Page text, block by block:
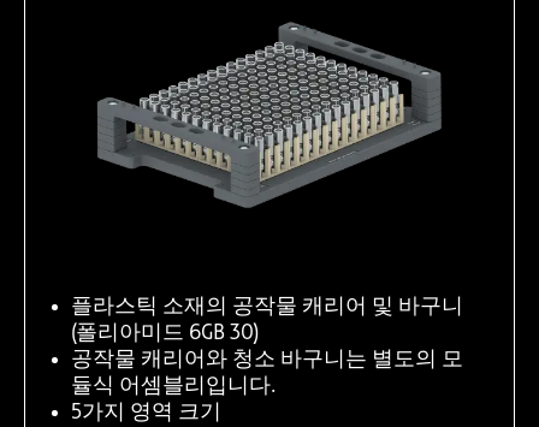
플라스틱 소재의 공작물 캐리어 및 바구니
(폴리아미드 6GB 30)
공작물 캐리어와 청소 바구니는 별도의 모
듈식 어셈블리입니다.
5가지 영역 크기